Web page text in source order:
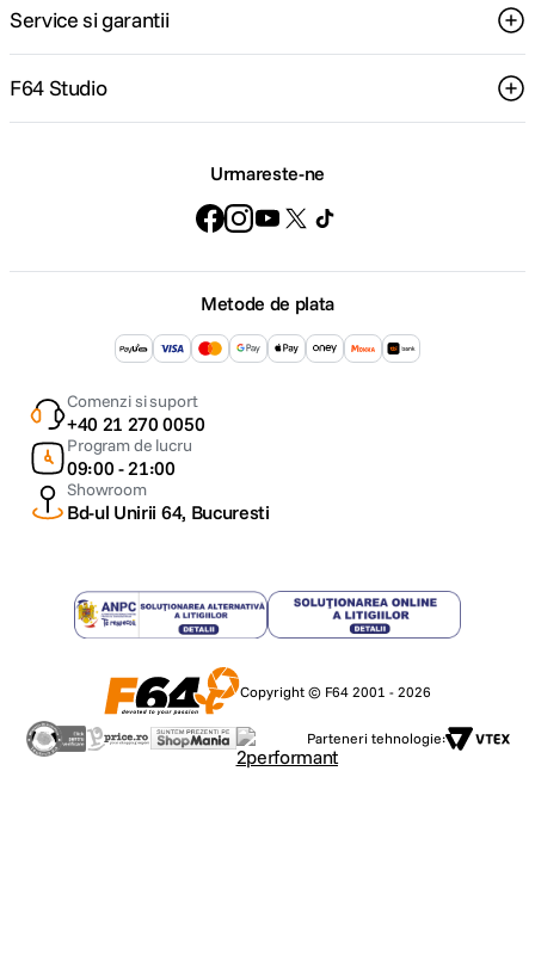
Service si garantii
F64 Studio
Urmareste-ne
Metode de plata
Comenzi si suport
+40 21 270 0050
Program de lucru
09:00 - 21:00
Showroom
Bd-ul Unirii 64, Bucuresti
Copyright © F64 2001 - 2026
Parteneri tehnologie: